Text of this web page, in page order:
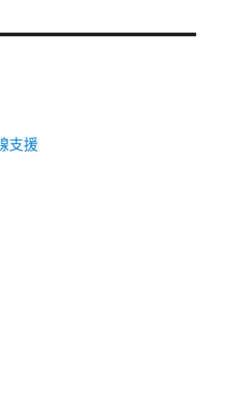
支援